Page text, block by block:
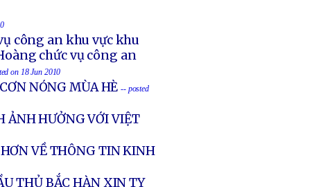
công an khu vực khu
chức vụ công an
on 18 Jun 2010
NÓNG MÙA HÈ -- posted
ẢNH HƯỞNG VỚI VIỆT
VỀ THÔNG TIN KINH
THỦ BẮC HÀN XIN TỴ